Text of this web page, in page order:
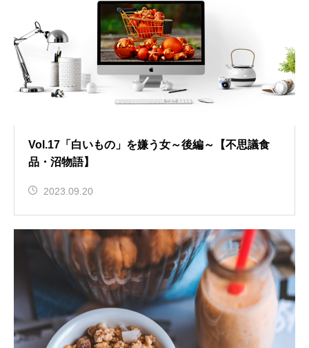
Vol.17「白いもの」を嫌う女～後編～【不思議食
品・沼物語】
2023.09.20